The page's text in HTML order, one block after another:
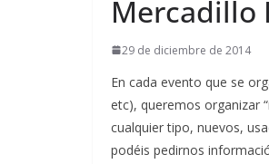
Mercadillo
29 de diciembre de 2014
En cada evento que se
etc), queremos organizar
cualquier tipo, nuevos,
podéis pedirnos